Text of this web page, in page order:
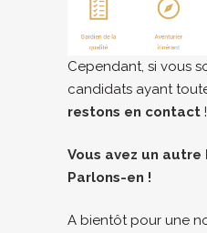
Cependant, si vous
candidats ayant
restons en contact !
Vous avez un autre
Parlons-en !
A bientôt pour une